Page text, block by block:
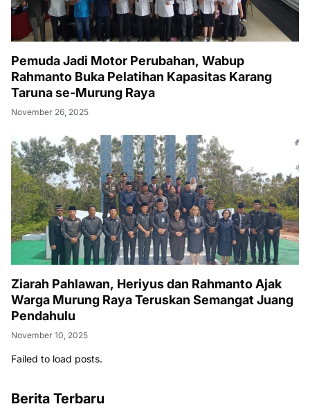
Pemuda Jadi Motor Perubahan, Wabup
Rahmanto Buka Pelatihan Kapasitas Karang
Taruna se-Murung Raya
November 26, 2025
Ziarah Pahlawan, Heriyus dan Rahmanto Ajak
Warga Murung Raya Teruskan Semangat Juang
Pendahulu
November 10, 2025
Failed to load posts.
Berita Terbaru